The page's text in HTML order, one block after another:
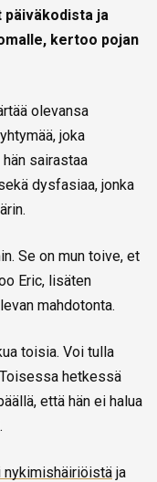
päiväkodista ja
kertoo pojan
olevansa
joka
sairastaa
dysfasiaa, jonka
Se on mun toive, et
Eric, lisäten
mahdotonta.
toisia. Voi tulla
hetkessä
että hän ei halua
ja